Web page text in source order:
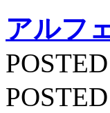
アルフ